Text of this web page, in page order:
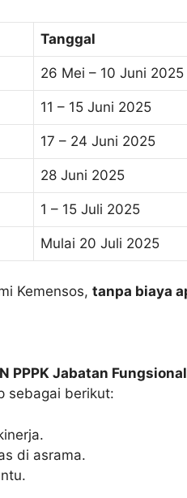
Tanggal
26 Mei – 10 Juni 2025
11 – 15 Juni 2025
17 – 24 Juni 2025
28 Juni 2025
1 – 15 Juli 2025
Mulai 20 Juli 2025
Kemensos, tanpa biaya
PPPK Jabatan
sebagai berikut:
di asrama.